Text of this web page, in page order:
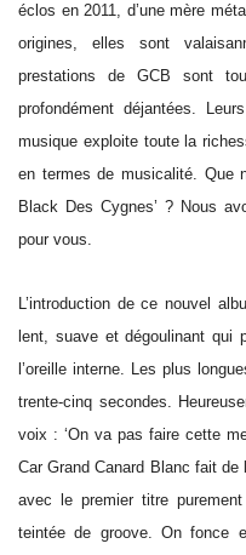
éclos en 2011, d’une mère
origines, elles sont
prestations de GCB sont
profondément déjantées.
musique exploite toute la
en termes de musicalité. Que
Black Des Cygnes’ ? Nous
pour vous.
L’introduction de ce nouvel
lent, suave et dégoulinant qui
l’oreille interne. Les plus
trente-cinq secondes.
voix : ‘On va pas faire cette
Car Grand Canard Blanc fait
avec le premier titre
teintée de groove. On fonce